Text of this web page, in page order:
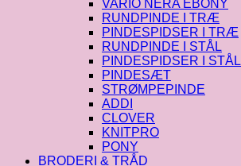
VARIO NERA EBONY
RUNDPINDE I TRÆ
PINDESPIDSER I TRÆ
RUNDPINDE I STÅL
PINDESPIDSER I STÅL
PINDESÆT
STRØMPEPINDE
ADDI
CLOVER
KNITPRO
PONY
BRODERI & TRÅD